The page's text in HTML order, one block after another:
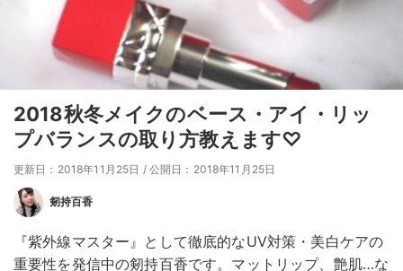
2018秋冬メイクのベース・アイ・リッ
プバランスの取り方教えます♡
更新日：2018年11月25日 / 公開日：2018年11月25日
剱持百香
『紫外線マスター』として徹底的なUV対策・美白ケアの
重要性を発信中の剱持百香です。マットリップ、艶肌…な